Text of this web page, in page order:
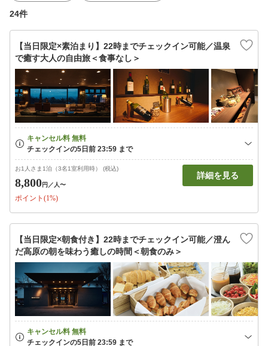
24件
【当日限定×素泊まり】22時までチェックイン可能／温泉
で癒す大人の自由旅＜食事なし＞
お1人さま1泊（3名1室利用時） (税込)
8,800円 ／人〜
ポイント(1%)
詳細を見る
【当日限定×朝食付き】22時までチェックイン可能／澄ん
だ高原の朝を味わう癒しの時間＜朝食のみ＞